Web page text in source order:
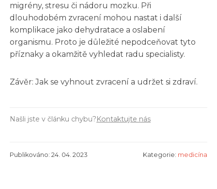
migrény, stresu či nádoru mozku. Při
dlouhodobém zvracení mohou nastat i další
komplikace jako dehydratace a oslabení
organismu. Proto je důležité nepodceňovat tyto
příznaky a okamžitě vyhledat radu specialisty.
Závěr: Jak se vyhnout zvracení a udržet si zdraví.
Našli jste v článku chybu?Kontaktujte nás
Publikováno: 24. 04. 2023 Kategorie: medicína